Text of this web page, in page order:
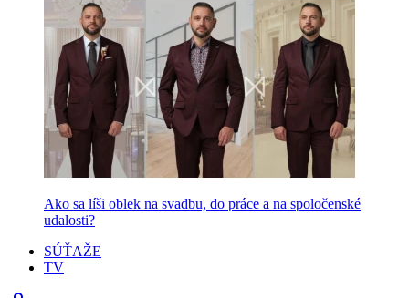
Ako sa líši oblek na svadbu, do práce a na spoločenské
udalosti?
SÚŤAŽE
TV